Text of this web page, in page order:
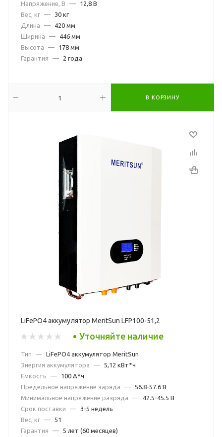
Напряжение, В
—
12,8 В
Вес, кг —
30 кг
Длина
—
420 мм
Ширина
—
446 мм
Высота
—
178 мм
Гарантия
— 2 года
В КОРЗИНУ
LiFePO4 аккумулятор MeritSun LFP100-51,2
Уточняйте наличие
Тип — LiFePO4 аккумулятор MeritSun
Энергия аккумулятора
— 5,12 кВт*ч
Емкость
—
100 А*ч
Предельное напряжение заряда
— 56.8-57.6 В
Минимальное напряжение разряда
—
42.5-45.5 В
Срок поставки
—
3-5 недель
Вес, кг — 51
Гарантия
— 5 лет (60 месяцев)